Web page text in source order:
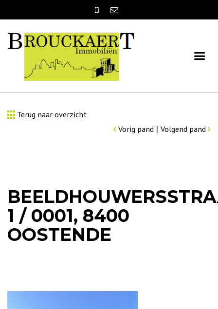
Terug naar overzicht
Vorig pand | Volgend pand
1 / 0001, 8400
OOSTENDE